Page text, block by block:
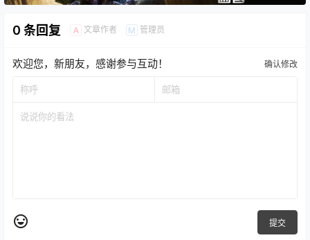
0 条回复 A 文章作者 M 管理员
欢迎您，新朋友，感谢参与互动！ 确认修改
提交